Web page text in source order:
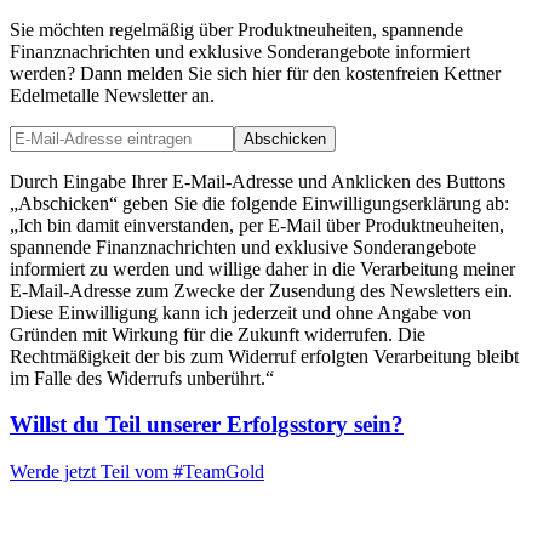
Sie möchten regelmäßig über Produktneuheiten, spannende
Finanznachrichten und exklusive Sonderangebote informiert
werden? Dann melden Sie sich hier für den kostenfreien Kettner
Edelmetalle Newsletter an.
Abschicken
Durch Eingabe Ihrer E-Mail-Adresse und Anklicken des Buttons
„Abschicken“ geben Sie die folgende Einwilligungserklärung ab:
„Ich bin damit einverstanden, per E-Mail über Produktneuheiten,
spannende Finanznachrichten und exklusive Sonderangebote
informiert zu werden und willige daher in die Verarbeitung meiner
E-Mail-Adresse zum Zwecke der Zusendung des Newsletters ein.
Diese Einwilligung kann ich jederzeit und ohne Angabe von
Gründen mit Wirkung für die Zukunft widerrufen. Die
Rechtmäßigkeit der bis zum Widerruf erfolgten Verarbeitung bleibt
im Falle des Widerrufs unberührt.“
Willst du Teil unserer Erfolgsstory sein?
Werde jetzt Teil vom #TeamGold